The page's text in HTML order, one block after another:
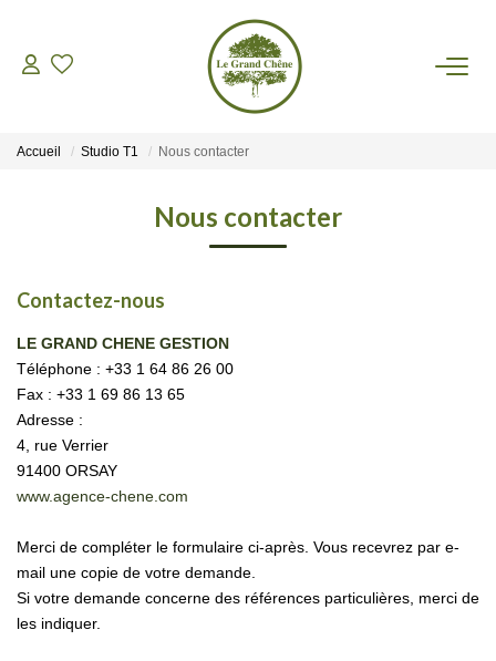
VENTES
GESTION
AGENCE
CONTACT
Accueil Studio T1 Nous contacter
Nous contacter
Contactez-nous
LE GRAND CHENE GESTION
Téléphone : +33 1 64 86 26 00
Fax : +33 1 69 86 13 65
Adresse :
4, rue Verrier
91400 ORSAY
www.agence-chene.com
Merci de compléter le formulaire ci-après. Vous recevrez par e-
mail une copie de votre demande.
Si votre demande concerne des références particulières, merci de
les indiquer.